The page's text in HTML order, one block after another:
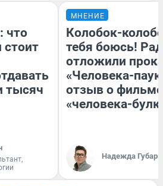
что
стоит
тысяч
МНЕНИЕ
Колобок-
тебя боюсь!
отложили
«Человека-
отзыв о
«человека-
Надежда Губарь